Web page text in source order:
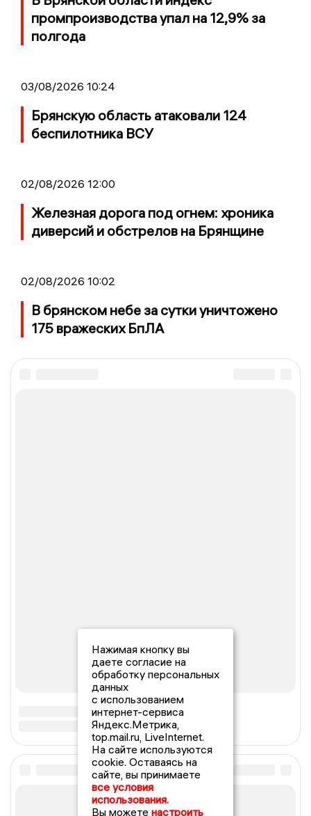
промпроизводства упал на 12,9% за
полгода
03/08/2026 10:24
Брянскую область атаковали 124
беспилотника ВСУ
02/08/2026 12:00
Железная дорога под огнем: хроника
диверсий и обстрелов на Брянщине
02/08/2026 10:02
В брянском небе за сутки уничтожено
175 вражеских БпЛА
Нажимая кнопку вы
даете согласие на
обработку персональных
данных
с использованием
интернет-сервиса
Яндекс.Метрика,
top.mail.ru, LiveInternet.
На сайте используются
cookie. Оставаясь на
сайте, вы принимаете
все условия
использования.
Вы можете настроить